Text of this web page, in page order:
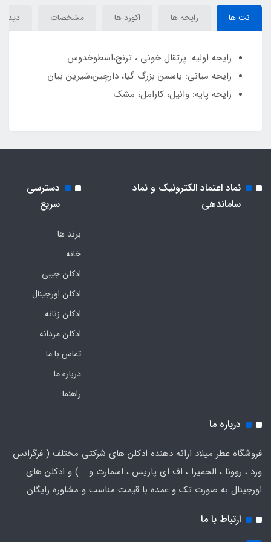
نت ها رایحه ها اکورد ها مشخصات
رایحه اولیه: پرتقال خوني ، ترنج،اسطوخدوس
رایحه میانی: ياسمن بزرگ گيا، دارچين،شيرين بيان
رایحه پایه: وانيل، کارامل، مشک
نماد اعتماد الکترونیک و نماد
ساماندهی
دسترسی
سریع
برند ها
خانه
ادکلن جیبی
ادکلن اورجینال
ادکلن زنانه
ادکلن مردانه
تماس با ما
درباره ما
راهنما
درباره ما
فروشگاه عطر میلاد ارائه دهنده ادکلن های شرکتی مختلف ( فرگرانس
ورد ، روونا ، الحمیرا ، اف ای پاریس ، اسمارت و ...) و ادکلن های
اورجینال به صورت تک و عمده با قیمت مناسب و مشاوره رایگان .
ارتباط با ما